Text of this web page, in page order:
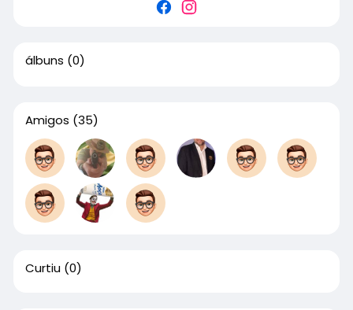
álbuns (0)
Amigos (35)
Curtiu (0)